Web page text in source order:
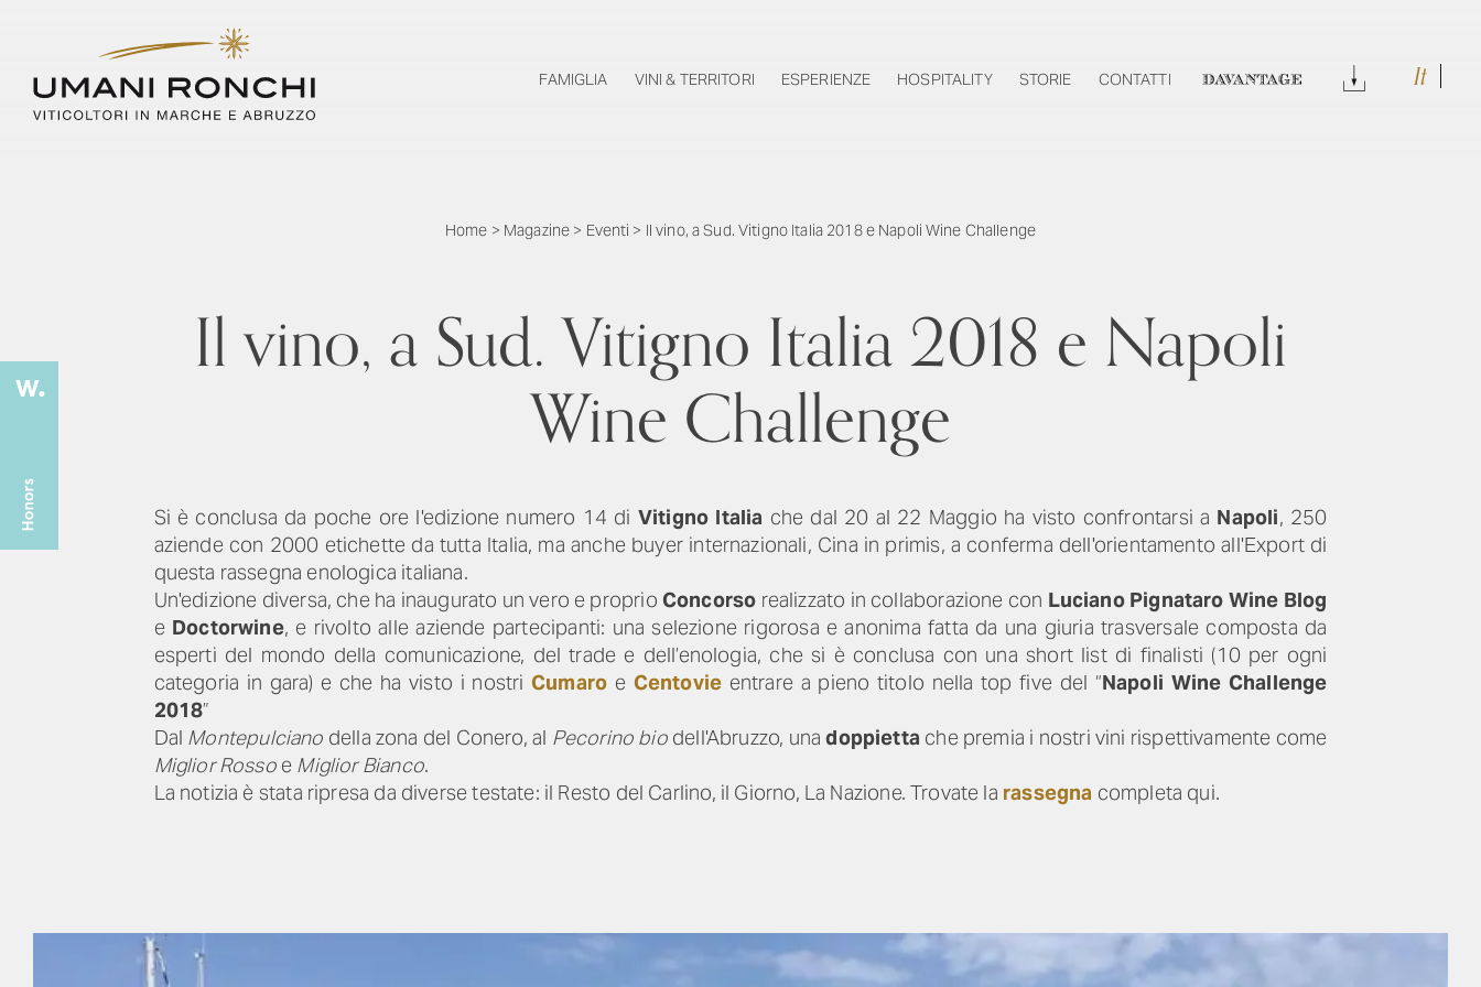
FAMIGLIA VINI & TERRITORI ESPERIENZE HOSPITALITY STORIE CONTATTI DAVANTAGE DOWNLOAD
It
Home > Magazine > Eventi > Il vino, a Sud. Vitigno Italia 2018 e Napoli Wine Challenge
Il vino, a Sud. Vitigno Italia 2018 e Napoli
Wine Challenge
Si è conclusa da poche ore l'edizione numero 14 di Vitigno Italia che dal 20 al 22 Maggio ha visto confrontarsi a Napoli, 250
aziende con 2000 etichette da tutta Italia, ma anche buyer internazionali, Cina in primis, a conferma dell'orientamento all'Export di
questa rassegna enologica italiana.
Un'edizione diversa, che ha inaugurato un vero e proprio Concorso realizzato in collaborazione con Luciano Pignataro Wine Blog
e Doctorwine, e rivolto alle aziende partecipanti: una selezione rigorosa e anonima fatta da una giuria trasversale composta da
esperti del mondo della comunicazione, del trade e dell’enologia, che si è conclusa con una short list di finalisti (10 per ogni
categoria in gara) e che ha visto i nostriCumaro e Centovie entrare a pieno titolo nella top five del “Napoli Wine Challenge
2018”
Dal Montepulciano della zona del Conero, al Pecorino biodell'Abruzzo, unadoppietta che premia i nostri vini rispettivamente come
Miglior Rossoe Miglior Bianco.
La notizia è stata ripresa da diverse testate: il Resto del Carlino, il Giorno, La Nazione. Trovate la rassegna completa qui.